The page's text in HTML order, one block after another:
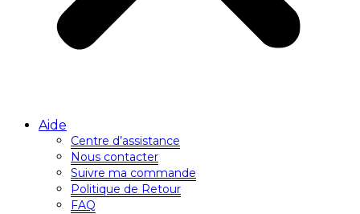
Aide
Centre d’assistance
Nous contacter
Suivre ma commande
Politique de Retour
FAQ